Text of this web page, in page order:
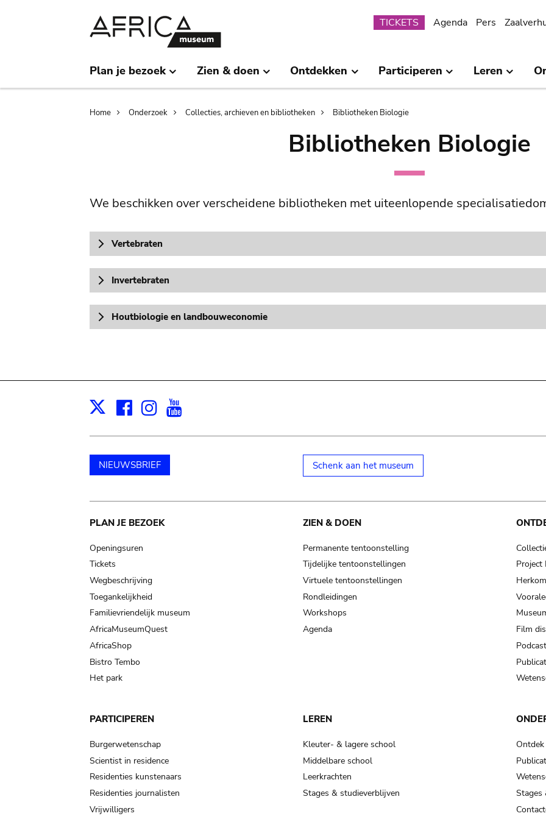
Submenu
TICKETS Agenda Pers
Plan je bezoek Zien & doen Ontdekken Participeren Leren
Breadcrumb
Home Onderzoek Collecties, archieven en bibliotheken Bibliotheken Biologie
Bibliotheken Biologie
We beschikken over verscheidene bibliotheken met uiteenlopende
Vertebraten
Invertebraten
Houtbiologie en landbouweconomie
X Facebook
Instagram
NIEUWSBRIEF Schenk aan het museum
Main
navigation
PLAN JE BEZOEK
Openingsuren
Tickets
Wegbeschrijving
Toegankelijkheid
Familievriendelijk museum
AfricaMuseumQuest
AfricaShop
Bistro Tembo
Het park
ZIEN & DOEN
Permanente tentoonstelling
Tijdelijke tentoonstellingen
Virtuele tentoonstellingen
Rondleidingen
Workshops
Agenda
Project
Film
PARTICIPEREN
Burgerwetenschap
Scientist in residence
Residenties kunstenaars
Residenties journalisten
Vrijwilligers
LEREN
Kleuter- & lagere school
Middelbare school
Leerkrachten
Stages & studieverblijven
Stages